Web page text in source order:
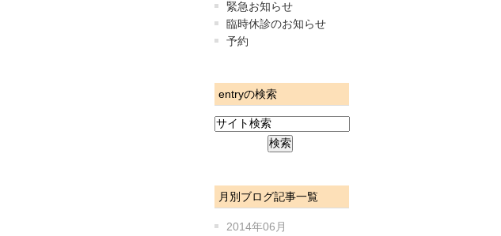
緊急お知らせ
臨時休診のお知らせ
予約
entryの検索
月別ブログ記事一覧
2014年06月